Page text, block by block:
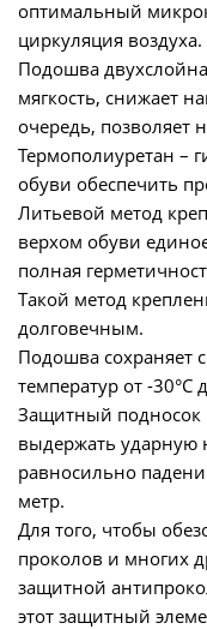
оптимальный
циркуляция воздуха.
Подошва
мягкость, снижает
очередь, позволяет
Термополиуретан –
обуви обеспечить
Литьевой метод
верхом обуви единое
полная
Такой метод
долговечным.
Подошва сохраняет
температур от -30°С
Защитный подносок
выдержать ударную
равносильно
метр.
Для того, чтобы
проколов и многих
защитной
этот защитный